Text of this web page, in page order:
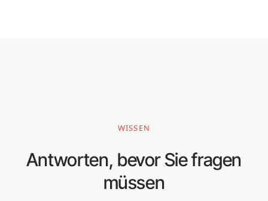
WISSEN
Antworten, bevor Sie fragen
müssen